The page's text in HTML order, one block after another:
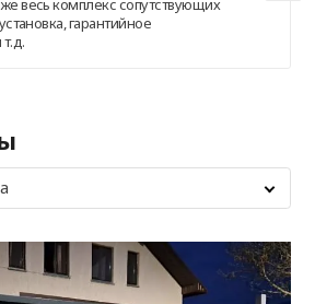
весь комплекс сопутствующих
гарантийное